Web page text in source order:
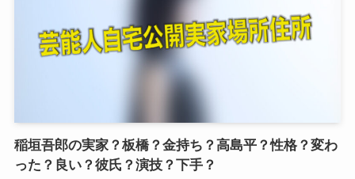
稲垣吾郎の実家？板橋？金持ち？高島平？性格？変わ
った？良い？彼氏？演技？下手？